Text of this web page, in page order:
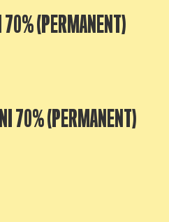
70% (PERMANENT)
70% (PERMANENT)